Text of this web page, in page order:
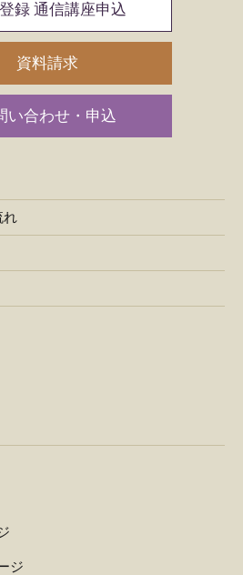
録 通信講座申込
資料請求
い合わせ・申込
れ
ジ